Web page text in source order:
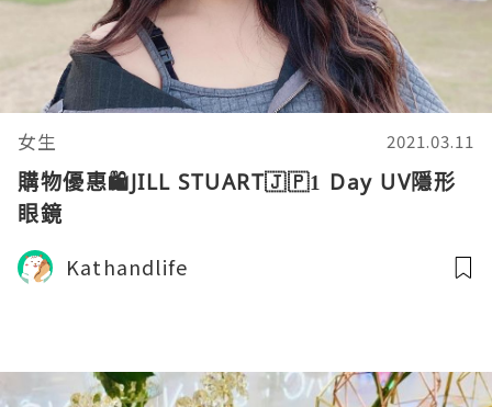
女生 2021.03.11
購物優惠🛍JILL STUART🇯🇵1 Day UV隱形
眼鏡
Kathandlife